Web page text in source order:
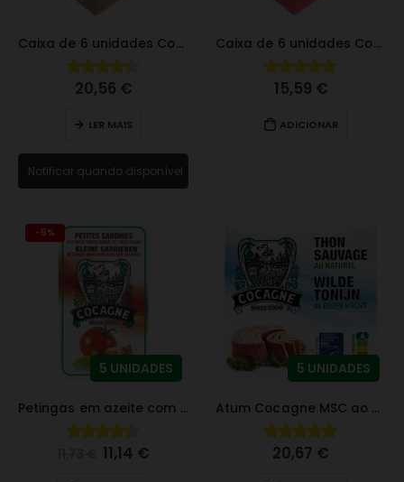
Caixa de 6 unidades Cocagne
4.29fora de 5
20,56 €
LER MAIS
Notificar quando disponível
Caixa de 6 unidades Cocagne
4.93 fora de 5
15,59 €
ADICIONAR
-5%
5 UNIDADES
Petingas em azeite com tomate e manjericão
fora de 511,14 €
5 UNIDADES
Atum Cocagne MSC ao Natural 160 g
5.00fora de 5
20,67 €